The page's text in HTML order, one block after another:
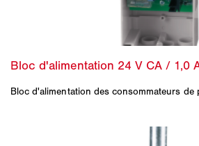
Bloc d'alimentation des consommateurs de